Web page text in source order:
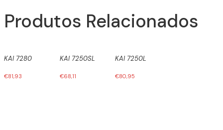
Produtos Relacionados
KAI 7280
€81,93
KAI 7250SL
€68,11
KAI 7250L
€80,95